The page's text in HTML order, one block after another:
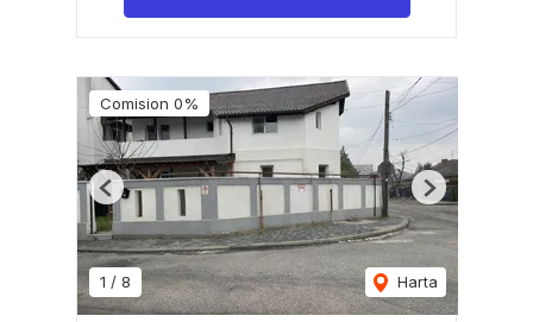
Comision 0%
1 / 8 Harta
Previous Next